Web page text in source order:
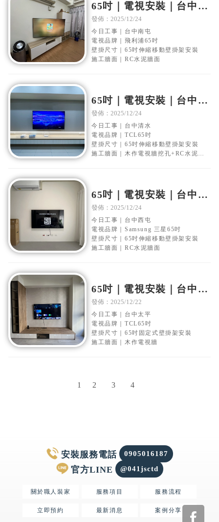
65吋｜電視安裝｜台中南
屯｜水泥電視牆｜移動伸
縮壁掛架安裝
發佈：2025/12/24
今日工事｜台中南屯
電視品牌｜飛利浦65吋
壁掛尺寸｜65吋伸縮移動壁掛架安裝
施工牆面｜RC水泥牆面
65吋｜電視安裝｜台中清
水｜水泥電視牆｜移動伸
縮壁掛架安裝
發佈：2025/12/24
今日工事｜台中清水
電視品牌｜TCL65吋
壁掛尺寸｜65吋伸縮移動壁掛架安裝
施工牆面｜木作電視牆挖孔+RC水泥牆
65吋｜電視安裝｜台中西
屯｜水泥電視牆｜移動伸
縮壁掛架安裝
發佈：2025/12/24
今日工事｜台中西屯
電視品牌｜Samsung 三星65吋
壁掛尺寸｜65吋伸縮移動壁掛架安裝
施工牆面｜RC水泥牆面
65吋｜電視安裝｜台中太
平｜木作電視牆｜固定式
壁掛架安裝
發佈：2025/12/22
今日工事｜台中太平
電視品牌｜TCL65吋
壁掛尺寸｜65吋固定式壁掛架安裝
施工牆面｜木作電視牆
1 2 3 4
@041jsctd
0905016187
關於職人裝家 服務項目 服務流程
立即預約 最新消息 案例分享